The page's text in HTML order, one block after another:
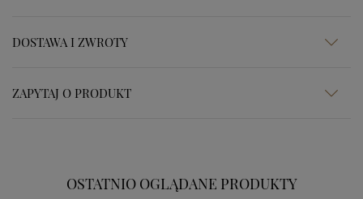
DOSTAWA I ZWROTY
ZAPYTAJ O PRODUKT
OSTATNIO OGLĄDANE PRODUKTY